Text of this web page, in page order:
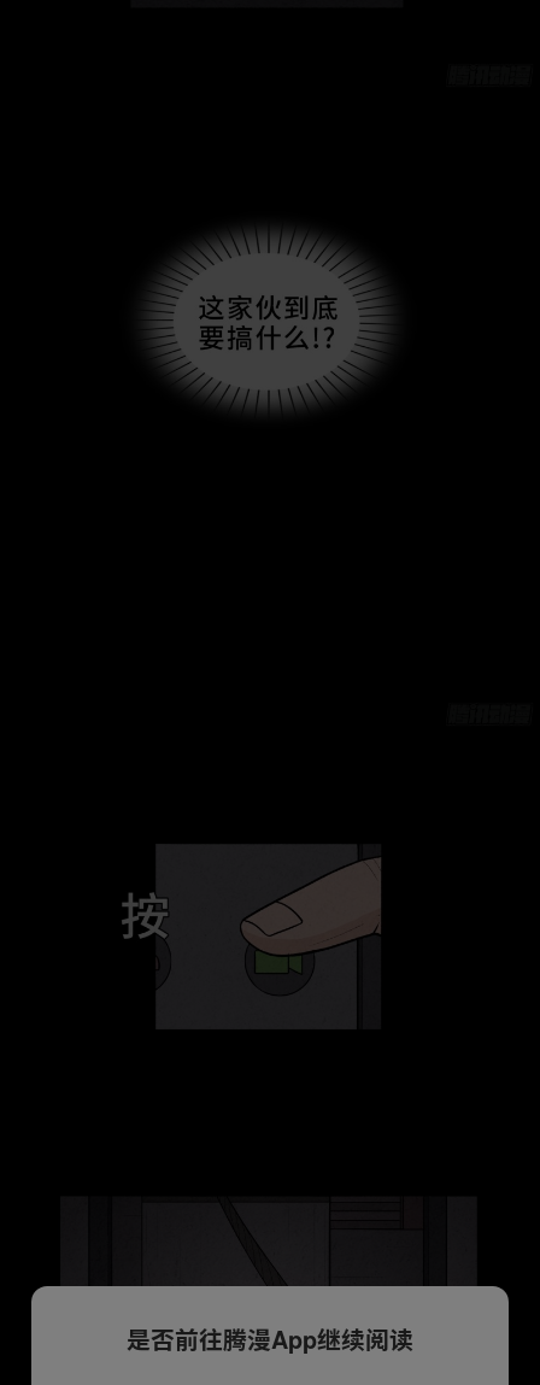
是否前往腾漫App继续阅读